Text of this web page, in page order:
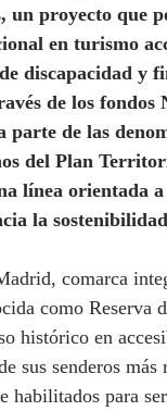
un proyecto que
en turismo
discapacidad y
de los fondos
de las
del Plan
línea orientada
la
comarca
como Reserva
histórico en
sus senderos más
habilitados para